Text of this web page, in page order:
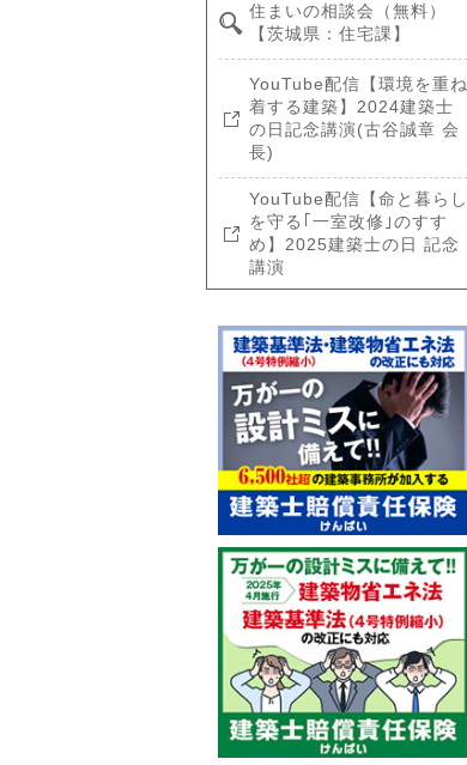
住まいの相談会（無料）
【茨城県：住宅課】
YouTube配信【環境を重ね
着する建築】2024建築士
の日記念講演(古谷誠章 会
長)
YouTube配信【命と暮らし
を守る｢一室改修｣のすす
め】2025建築士の日 記念
講演